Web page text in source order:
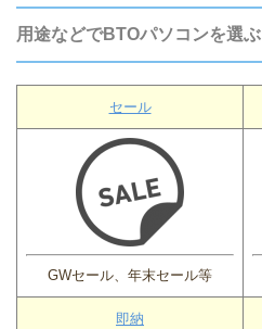
用途などでBTOパソコンを選ぶ
セール
GWセール、年末セール等
即納